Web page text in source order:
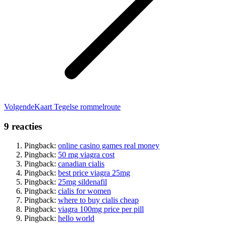
VolgendeVolgend
Kaart Tegelse rommelroute
9 reacties
Pingback: online casino games real money
Pingback: 50 mg viagra cost
Pingback: canadian cialis
Pingback: best price viagra 25mg
Pingback: 25mg sildenafil
Pingback: cialis for women
Pingback: where to buy cialis cheap
Pingback: viagra 100mg price per pill
Pingback: hello world